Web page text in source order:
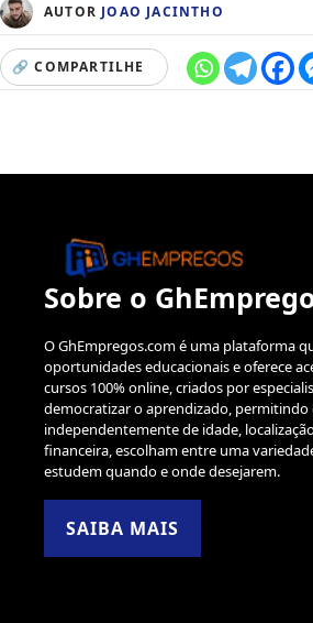
AUTOR JOAO JACINTHO
🔗 COMPARTILHE
Sobre o
O GhEmpregos.com é uma plataforma
oportunidades educacionais e oferece
cursos 100% online, criados por
democratizar o aprendizado, permitindo
independentemente de idade,
financeira, escolham entre uma
estudem quando e onde desejarem.
SAIBA MAIS